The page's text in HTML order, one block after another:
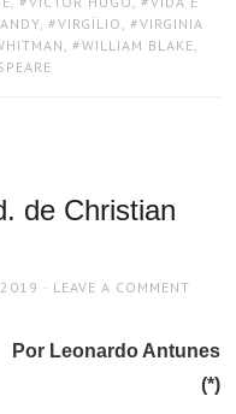
, VIRGÍLIO , VIRGINIA
, WILLIAM BLAKE,
de Christian
LEAVE A COMMENT
Por Leonardo Antunes
(*)